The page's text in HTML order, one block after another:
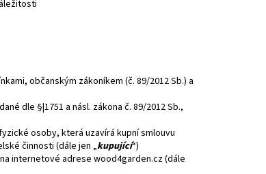
občanským zákoníkem (č. 89/2012 Sb.) a
dle §|1751 a násl. zákona č. 89/2012 Sb.,
osoby, která uzavírá kupní smlouvu
činnosti (dále jen „kupující“)
internetové adresewood4garden.cz(dále